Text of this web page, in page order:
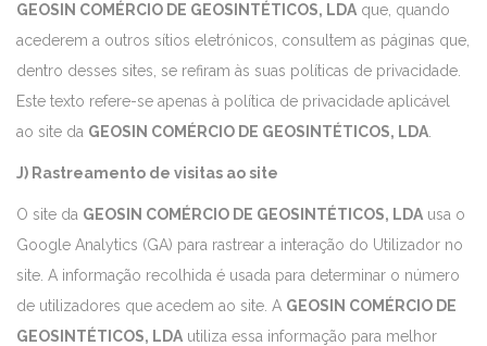
GEOSIN COMÉRCIO DE GEOSINTÉTICOS, LDA que, quando
acederem a outros sítios eletrónicos, consultem as páginas que,
dentro desses sites, se refiram às suas políticas de privacidade.
Este texto refere-se apenas à política de privacidade aplicável
ao site da GEOSIN COMÉRCIO DE GEOSINTÉTICOS, LDA
J) Rastreamento de visitas ao site
O site da GEOSIN COMÉRCIO DE GEOSINTÉTICOS, LDA usa o
Google Analytics (GA) para rastrear a interação do Utilizador no
site. A informação recolhida é usada para determinar o número
de utilizadores que acedem ao site. A GEOSIN COMÉRCIO DE
GEOSINTÉTICOS, LDA utiliza essa informação para melhor